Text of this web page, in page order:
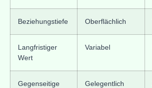
Beziehungstiefe Oberflächlich
Langfristiger
Wert
Variabel
Gegenseitige
Gelegentlich